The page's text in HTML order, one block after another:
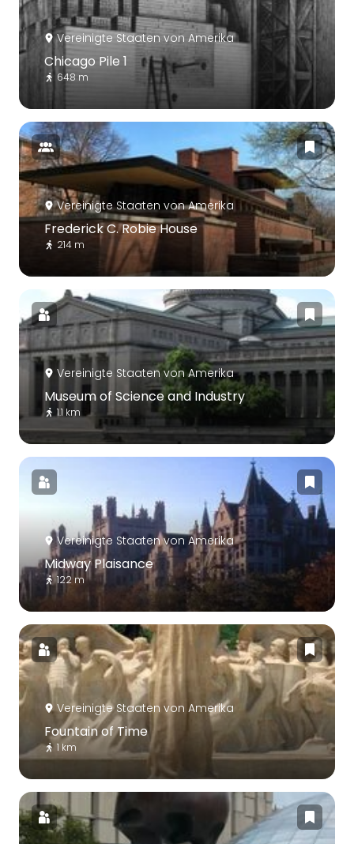
Vereinigte Staaten von Amerika
Chicago Pile 1
648 m
Vereinigte Staaten von Amerika
Frederick C. Robie House
214 m
Vereinigte Staaten von Amerika
Museum of Science and Industry
1.1 km
Vereinigte Staaten von Amerika
Midway Plaisance
122 m
Vereinigte Staaten von Amerika
Fountain of Time
1 km